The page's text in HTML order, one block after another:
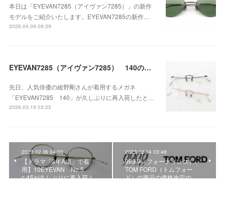
本日は「EYEVAN7285（アイヴァン7285）」の新作
モデルをご紹介いたします。EYEVAN7285の新作…
2026.04.09 09:39
EYEVAN7285（アイヴァン7285） 140の新色のVINTAGEカラーが入荷！
先日、人気俳優の綾野剛さんが着用するメガネ
「EYEVAN7285 140」が久しぶりに再入荷したと…
2026.03.19 03:25
2023.02.06 04:00
【ドラマ「3年A組」で着
用】10EYEVAN No.5
c.4Sが久しぶりに再入荷！
2023.02.04 03:48
999.9（フォーナインズ）、
TOM FORD（トムフォー
ド）の商品の価格改定の…